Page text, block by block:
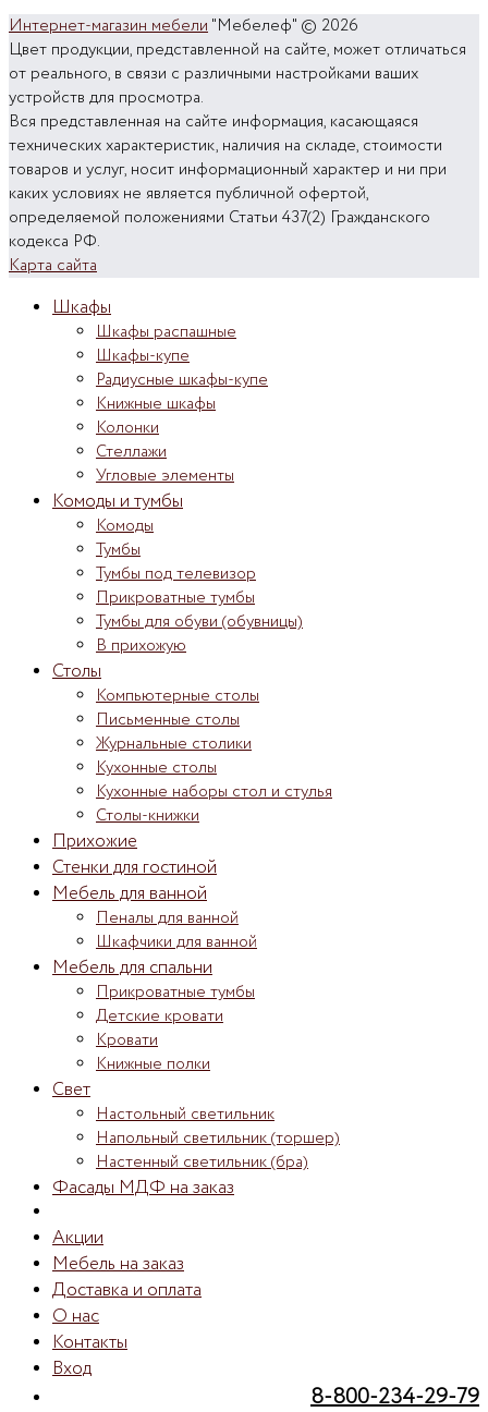
Интернет-магазин мебели"Мебелеф" © 2026
Цвет продукции, представленной на сайте, может отличаться
от реального, в связи с различными настройками ваших
устройств для просмотра.
Вся представленная на сайте информация, касающаяся
технических характеристик, наличия на складе, стоимости
товаров и услуг, носит информационный характер и ни при
каких условиях не является публичной офертой,
определяемой положениями Статьи 437(2) Гражданского
кодекса РФ.
Карта сайта
Шкафы
Шкафы распашные
Шкафы-купе
Радиусные шкафы-купе
Книжные шкафы
Колонки
Стеллажи
Угловые элементы
Комоды и тумбы
Комоды
Тумбы
Тумбы под телевизор
Прикроватные тумбы
Тумбы для обуви (обувницы)
В прихожую
Столы
Компьютерные столы
Письменные столы
Журнальные столики
Кухонные столы
Кухонные наборы стол и стулья
Столы-книжки
Прихожие
Стенки для гостиной
Мебель для ванной
Пеналы для ванной
Шкафчики для ванной
Мебель для спальни
Прикроватные тумбы
Детские кровати
Кровати
Книжные полки
Свет
Настольный светильник
Напольный светильник (торшер)
Настенный светильник (бра)
Фасады МДФ на заказ
Акции
Мебель на заказ
Доставка и оплата
О нас
Контакты
Вход
8-800-234-29-79